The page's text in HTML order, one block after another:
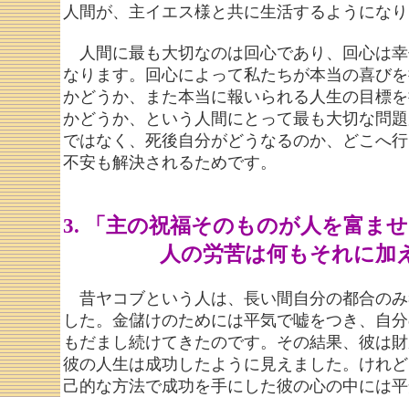
人間が、主イエス様と共に生活するようにな
人間に最も大切なのは回心であり、回心は
なります。回心によって私たちが本当の喜び
かどうか、また本当に報いられる人生の目標
かどうか、という人間にとって最も大切な問
ではなく、死後自分がどうなるのか、どこへ
不安も解決されるためです。
3. 「主の祝福そのものが人を富ま
人の労苦は何もそれに加
昔ヤコブという人は、長い間自分の都合の
した。金儲けのためには平気で嘘をつき、自
もだまし続けてきたのです。その結果、彼は
彼の人生は成功したように見えました。けれ
己的な方法で成功を手にした彼の心の中には